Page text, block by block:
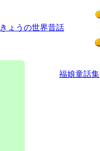
きょうの世界昔話
福娘童話集